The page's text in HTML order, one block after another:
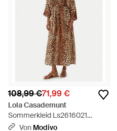
108,99 €71,99 €
Lola Casademunt
Sommerkleid Ls2616021
Relaxed Fit - Braun
Von Modivo